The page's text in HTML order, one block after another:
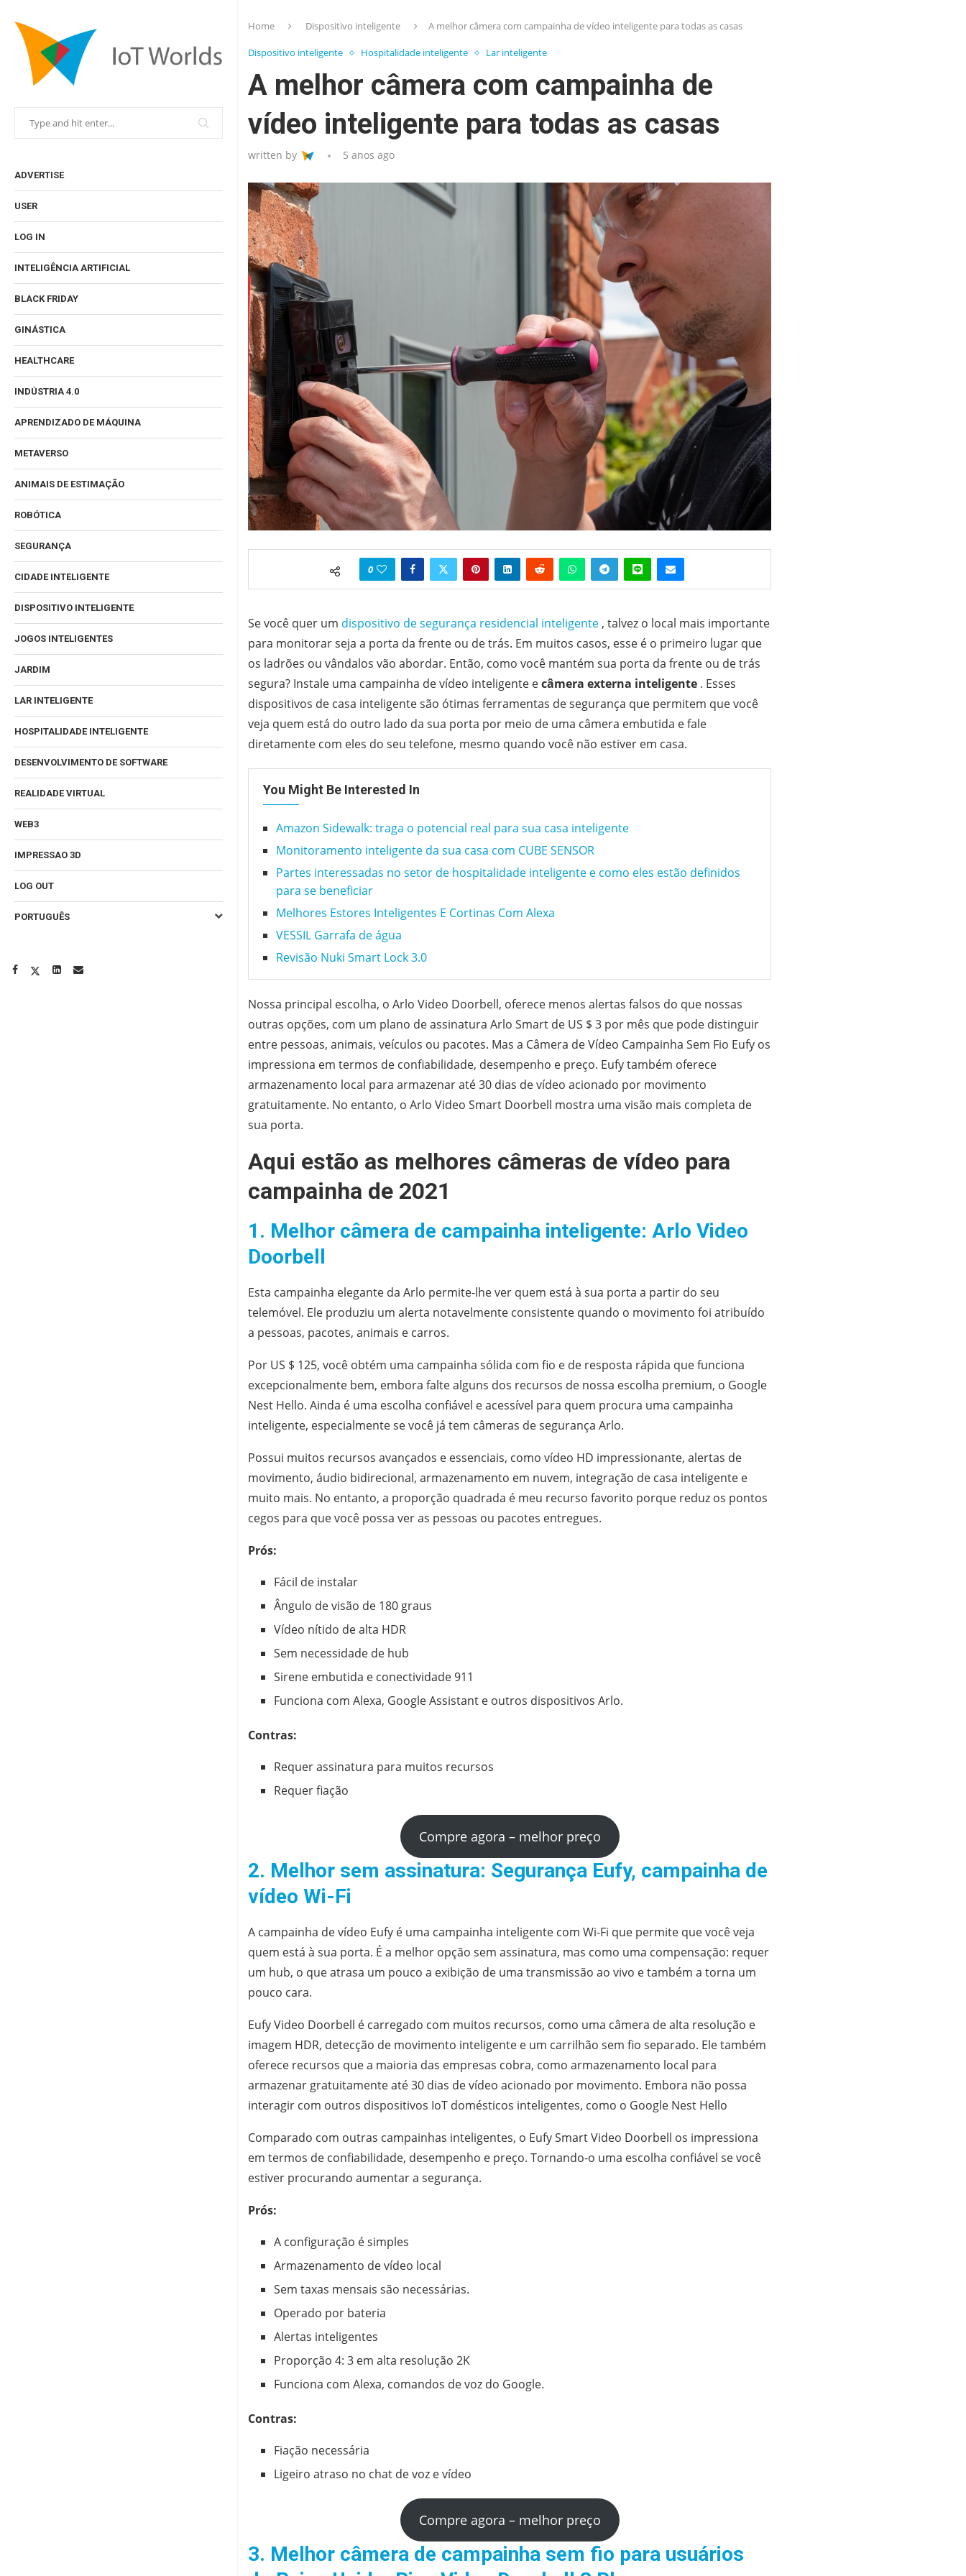
ADVERTISE
USER
LOG IN
INTELIGÊNCIA ARTIFICIAL
BLACK FRIDAY
GINÁSTICA
HEALTHCARE
INDÚSTRIA 4.0
APRENDIZADO DE MÁQUINA
METAVERSO
ANIMAIS DE ESTIMAÇÃO
ROBÓTICA
SEGURANÇA
CIDADE INTELIGENTE
DISPOSITIVO INTELIGENTE
JOGOS INTELIGENTES
JARDIM
LAR INTELIGENTE
HOSPITALIDADE INTELIGENTE
DESENVOLVIMENTO DE SOFTWARE
REALIDADE VIRTUAL
WEB3
IMPRESSAO 3D
LOG OUT
PORTUGUÊS
Home Dispositivo inteligente A melhor câmera com campainha de vídeo inteligente para todas as casas
Dispositivo inteligente Hospitalidade inteligente Lar inteligente
A melhor câmera com campainha de
vídeo inteligente para todas as casas
written by 5 anos ago
0
Se você quer um dispositivo de segurança residencial inteligente, talvez o local mais importante
para monitorar seja a porta da frente ou de trás. Em muitos casos, esse é o primeiro lugar que
os ladrões ou vândalos vão abordar. Então, como você mantém sua porta da frente ou de trás
segura? Instale uma campainha de vídeo inteligente ecâmera externa inteligente . Esses
dispositivos de casa inteligente são ótimas ferramentas de segurança que permitem que você
veja quem está do outro lado da sua porta por meio de uma câmera embutida e fale
diretamente com eles do seu telefone, mesmo quando você não estiver em casa.
You Might Be Interested In
Amazon Sidewalk: traga o potencial real para sua casa inteligente
Monitoramento inteligente da sua casa com CUBE SENSOR
Partes interessadas no setor de hospitalidade inteligente e como eles estão definidos
para se beneficiar
Melhores Estores Inteligentes E Cortinas Com Alexa
VESSIL Garrafa de água
Revisão Nuki Smart Lock 3.0
Nossa principal escolha, o Arlo Video Doorbell, oferece menos alertas falsos do que nossas
outras opções, com um plano de assinatura Arlo Smart de US $ 3 por mês que pode distinguir
entre pessoas, animais, veículos ou pacotes. Mas a Câmera de Vídeo Campainha Sem Fio Eufy os
impressiona em termos de confiabilidade, desempenho e preço. Eufy também oferece
armazenamento local para armazenar até 30 dias de vídeo acionado por movimento
gratuitamente. No entanto, o Arlo Video Smart Doorbell mostra uma visão mais completa de
sua porta.
Aqui estão as melhores câmeras de vídeo para
campainha de 2021
1. Melhor câmera de campainha inteligente: Arlo Video
Doorbell
Esta campainha elegante da Arlo permite-lhe ver quem está à sua porta a partir do seu
telemóvel. Ele produziu um alerta notavelmente consistente quando o movimento foi atribuído
a pessoas, pacotes, animais e carros.
Por US $ 125, você obtém uma campainha sólida com fio e de resposta rápida que funciona
excepcionalmente bem, embora falte alguns dos recursos de nossa escolha premium, o Google
Nest Hello. Ainda é uma escolha confiável e acessível para quem procura uma campainha
inteligente, especialmente se você já tem câmeras de segurança Arlo.
Possui muitos recursos avançados e essenciais, como vídeo HD impressionante, alertas de
movimento, áudio bidirecional, armazenamento em nuvem, integração de casa inteligente e
muito mais. No entanto, a proporção quadrada é meu recurso favorito porque reduz os pontos
cegos para que você possa ver as pessoas ou pacotes entregues.
Prós:
Fácil de instalar
Ângulo de visão de 180 graus
Vídeo nítido de alta HDR
Sem necessidade de hub
Sirene embutida e conectividade 911
Funciona com Alexa, Google Assistant e outros dispositivos Arlo.
Contras:
Requer assinatura para muitos recursos
Requer fiação
Compre agora – melhor preço
2. Melhor sem assinatura: Segurança Eufy, campainha de
vídeo Wi-Fi
A campainha de vídeo Eufy é uma campainha inteligente com Wi-Fi que permite que você veja
quem está à sua porta. É a melhor opção sem assinatura, mas como uma compensação: requer
um hub, o que atrasa um pouco a exibição de uma transmissão ao vivo e também a torna um
pouco cara.
Eufy Video Doorbell é carregado com muitos recursos, como uma câmera de alta resolução e
imagem HDR, detecção de movimento inteligente e um carrilhão sem fio separado. Ele também
oferece recursos que a maioria das empresas cobra, como armazenamento local para
armazenar gratuitamente até 30 dias de vídeo acionado por movimento. Embora não possa
interagir com outros dispositivos IoT domésticos inteligentes, como o Google Nest Hello
Comparado com outras campainhas inteligentes, o Eufy Smart Video Doorbell os impressiona
em termos de confiabilidade, desempenho e preço. Tornando-o uma escolha confiável se você
estiver procurando aumentar a segurança.
Prós:
A configuração é simples
Armazenamento de vídeo local
Sem taxas mensais são necessárias.
Operado por bateria
Alertas inteligentes
Proporção 4: 3 em alta resolução 2K
Funciona com Alexa, comandos de voz do Google.
Contras:
Fiação necessária
Ligeiro atraso no chat de voz e vídeo
Compre agora – melhor preço
3. Melhor câmera de campainha sem fio para usuários